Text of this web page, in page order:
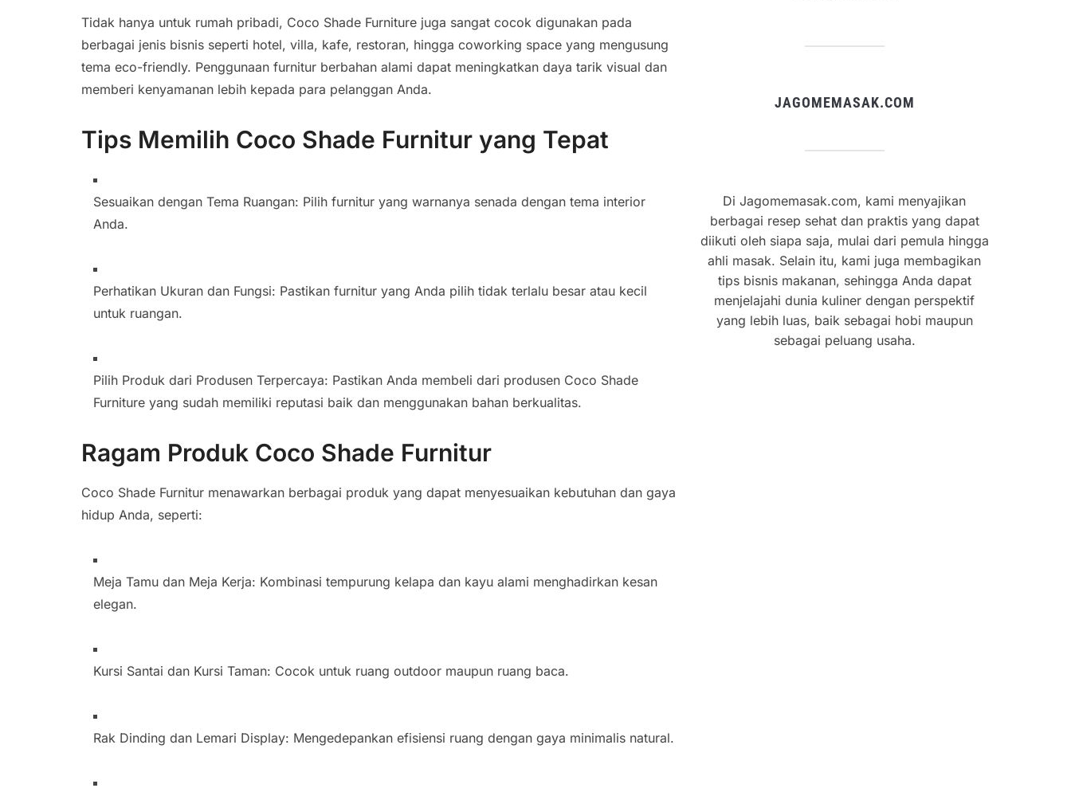
Tidak hanya untuk rumah pribadi, Coco Shade Furniture juga sangat cocok digunakan pada
berbagai jenis bisnis seperti hotel, villa, kafe, restoran, hingga coworking space yang mengusung
tema eco-friendly. Penggunaan furnitur berbahan alami dapat meningkatkan daya tarik visual dan
memberi kenyamanan lebih kepada para pelanggan Anda.
Tips Memilih Coco Shade Furnitur yang Tepat
Sesuaikan dengan Tema Ruangan: Pilih furnitur yang warnanya senada dengan tema interior
Anda.
Perhatikan Ukuran dan Fungsi: Pastikan furnitur yang Anda pilih tidak terlalu besar atau kecil
untuk ruangan.
Pilih Produk dari Produsen Terpercaya: Pastikan Anda membeli dari produsen Coco Shade
Furniture yang sudah memiliki reputasi baik dan menggunakan bahan berkualitas.
Ragam Produk Coco Shade Furnitur
Coco Shade Furnitur menawarkan berbagai produk yang dapat menyesuaikan kebutuhan dan gaya
hidup Anda, seperti:
Meja Tamu dan Meja Kerja: Kombinasi tempurung kelapa dan kayu alami menghadirkan kesan
elegan.
Kursi Santai dan Kursi Taman: Cocok untuk ruang outdoor maupun ruang baca.
Rak Dinding dan Lemari Display: Mengedepankan efisiensi ruang dengan gaya minimalis natural.
JAGOMEMASAK.COM
Di Jagomemasak.com, kami menyajikan
berbagai resep sehat dan praktis yang dapat
diikuti oleh siapa saja, mulai dari pemula hingga
ahli masak. Selain itu, kami juga membagikan
tips bisnis makanan, sehingga Anda dapat
menjelajahi dunia kuliner dengan perspektif
yang lebih luas, baik sebagai hobi maupun
sebagai peluang usaha.